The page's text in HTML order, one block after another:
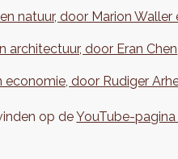
natuur, door Marion Waller
architectuur, door Eran Chen
economie, door Rudiger
op deYouTube-